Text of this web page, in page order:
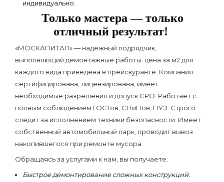
индивидуально.
Только мастера — только
отличный результат!
«МОСКАПИТАЛ» — надёжный подрядчик,
выполняющий демонтажные работы: цена за м2 для
каждого вида приведена в прейскуранте. Компания
сертифицирована, лицензирована, имеет
необходимые разрешения и допуск СРО. Работает с
полным соблюдением ГОСТов, СНиПов, ПУЭ. Строго
следит за исполнением техники безопасности. Имеет
собственный автомобильный парк, проводит вывоз
накопившегося при ремонте мусора.
Обращаясь за услугами к нам, вы получаете:
Быстрое демонтирование сложных конструкций.